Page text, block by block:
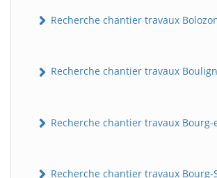
Recherche chantier travaux
Recherche chantier travaux
Recherche chantier travaux Bourg-
Recherche chantier travaux Bourg-